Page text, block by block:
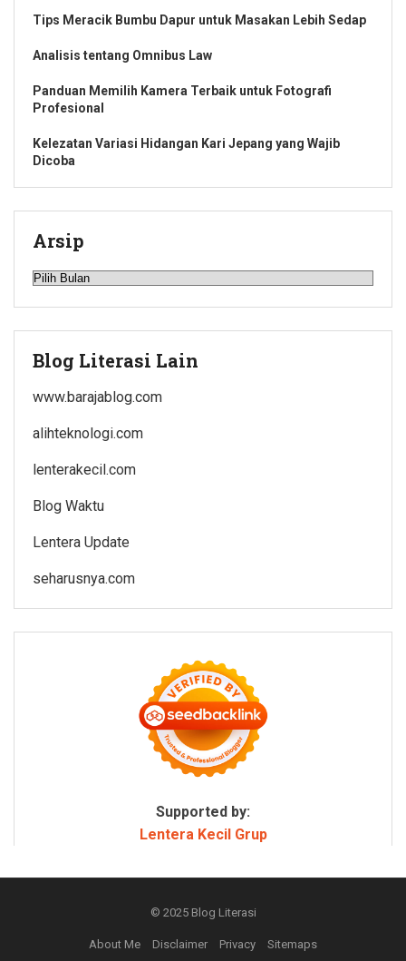
Tips Meracik Bumbu Dapur untuk Masakan Lebih Sedap
Analisis tentang Omnibus Law
Panduan Memilih Kamera Terbaik untuk Fotografi
Profesional
Kelezatan Variasi Hidangan Kari Jepang yang Wajib
Dicoba
Arsip
Arsip
Blog Literasi Lain
www.barajablog.com
alihteknologi.com
lenterakecil.com
Blog Waktu
Lentera Update
seharusnya.com
Supported by:
Lentera Kecil Grup
© 2025 Blog Literasi
About Me Disclaimer Privacy Sitemaps